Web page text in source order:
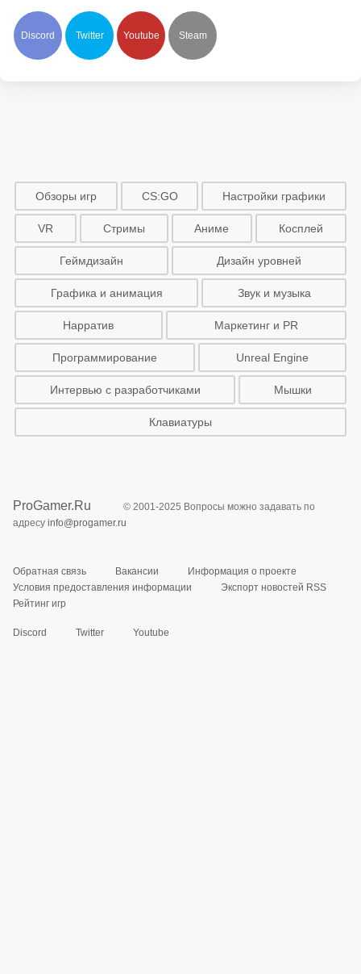
Discord Twitter Youtube Steam
Обзоры игр CS:GO Настройки графики
VR Стримы Аниме Косплей
Геймдизайн Дизайн уровней
Графика и анимация Звук и музыка
Нарратив Маркетинг и PR
Программирование Unreal Engine
Интервью с разработчиками Мышки
Клавиатуры
ProGamer.Ru
© 2001-2025 Вопросы можно задавать по
адресу info@progamer.ru
Обратная связь Вакансии
Информация о проекте
Условия предоставления информации
Экспорт новостей RSS
Рейтинг игр
Discord Twitter Youtube